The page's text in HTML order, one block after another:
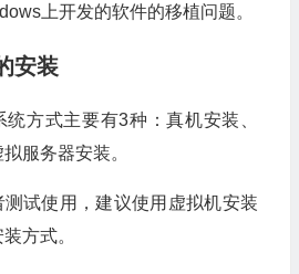
上开发的软件的移植问题。
安装
统方式主要有3种：真机安装、
服务器安装。
试使用，建议使用虚拟机安装
方式。